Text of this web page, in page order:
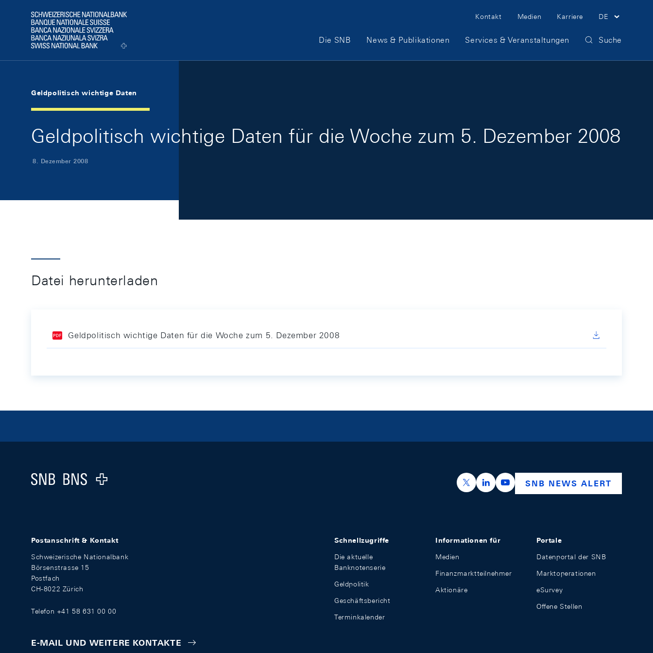
Logo
Meta Navigation
Kontakt Medien Karriere DE
Hauptnavigation
Die SNB News & Publikationen Services & Veranstaltungen Suche
Geldpolitisch wichtige Daten
Geldpolitisch wichtige Daten für die Woche zum 5. Dezember 2008
8. Dezember 2008
Datei herunterladen
Geldpolitisch wichtige Daten für die Woche zum 5. Dezember 2008
Logo
https://x.com/snb_bns
https://ch.linkedin.com/company/swiss-
https://www.youtube.com/
SNB NEWS ALERT
Postanschrift & Kontakt
Schweizerische Nationalbank
Börsenstrasse 15
Postfach
CH-8022 Zürich
Telefon +41 58 631 00 00
E-MAIL UND WEITERE KONTAKTE
Schnellzugriffe
Die aktuelle
Banknotenserie
Geldpolitik
Geschäftsbericht
Terminkalender
Informationen für
Medien
Finanzmarktteilnehmer
Aktionäre
Portale
Datenportal der SNB
Marktoperationen
eSurvey
Offene Stellen